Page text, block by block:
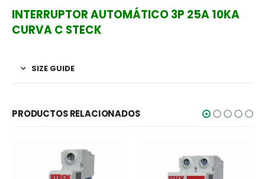
INTERRUPTOR AUTOMÁTICO 3P 25A 10KA
CURVA C STECK
SIZE GUIDE
PRODUCTOS RELACIONADOS